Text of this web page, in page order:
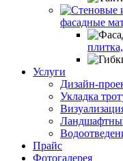
фасадные
Услуги
Дизайн-
Укладка
Прайс
Фотогалерея